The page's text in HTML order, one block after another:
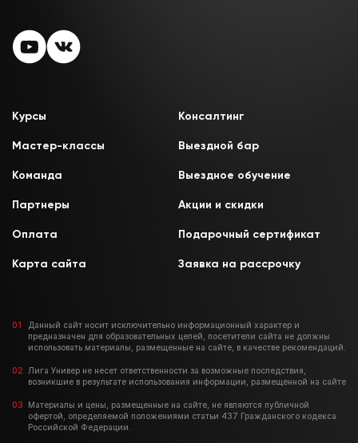
Курсы
Мастер-классы
Команда
Партнеры
Оплата
Карта сайта
Консалтинг
Выездной бар
Выездное обучение
Акции и скидки
Подарочный сертификат
Заявка на рассрочку
Данный сайт носит исключительно информационный характер и
предназначен для образовательных целей, посетители сайта не должны
использовать материалы, размещенные на сайте, в качестве рекомендаций.
Лига Универ не несет ответственности за возможные последствия,
возникшие в результате использования информации, размещенной на сайте
Материалы и цены, размещенные на сайте, не являются публичной
офертой, определяемой положениями статьи 437 Гражданского кодекса
Российской Федерации.